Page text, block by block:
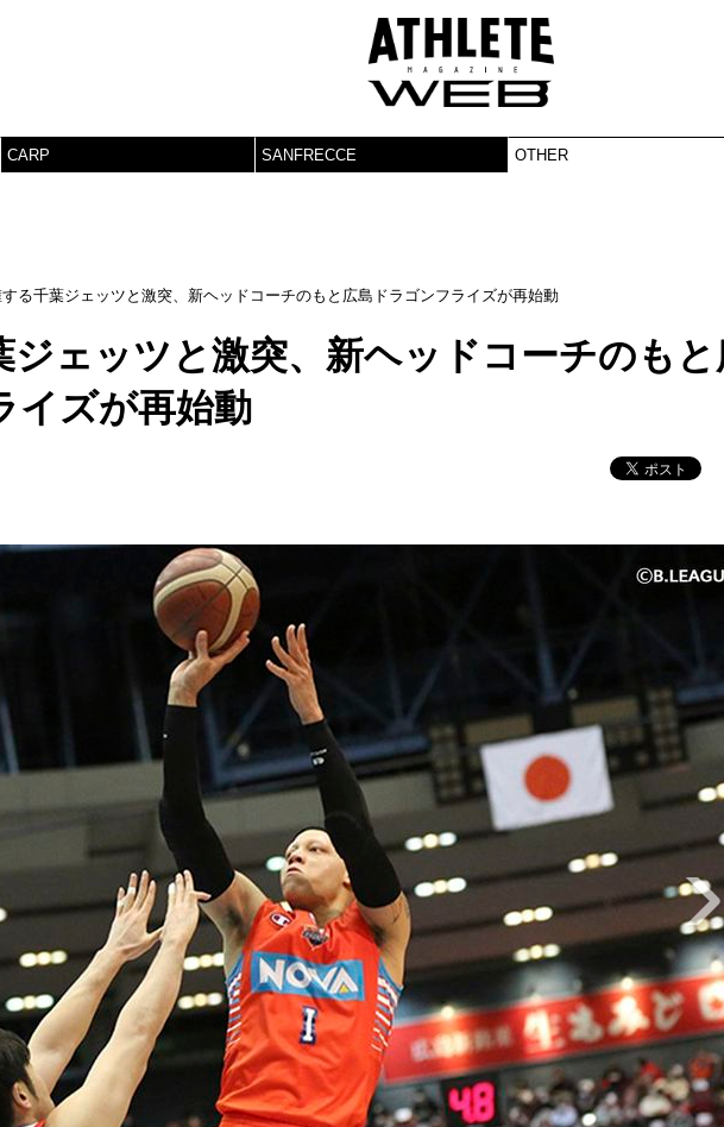
CARP SANFRECCE OTHER
る千葉ジェッツと激突、新ヘッドコーチのもと広島ドラゴンフライズが再始動
ジェッツと激突、新ヘッドコーチのもと
イズが再始動